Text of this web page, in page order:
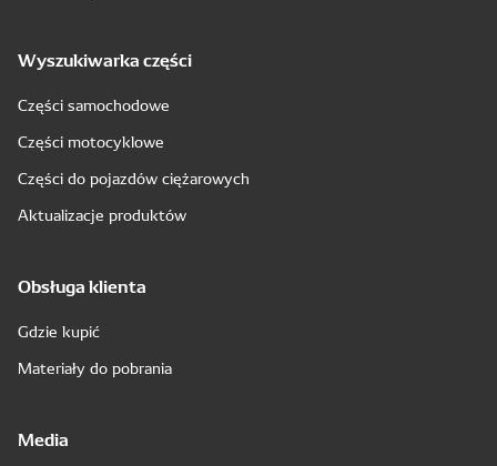
Wyszukiwarka części
Części samochodowe
Części motocyklowe
Części do pojazdów ciężarowych
Aktualizacje produktów
Obsługa klienta
Gdzie kupić
Materiały do pobrania
Media